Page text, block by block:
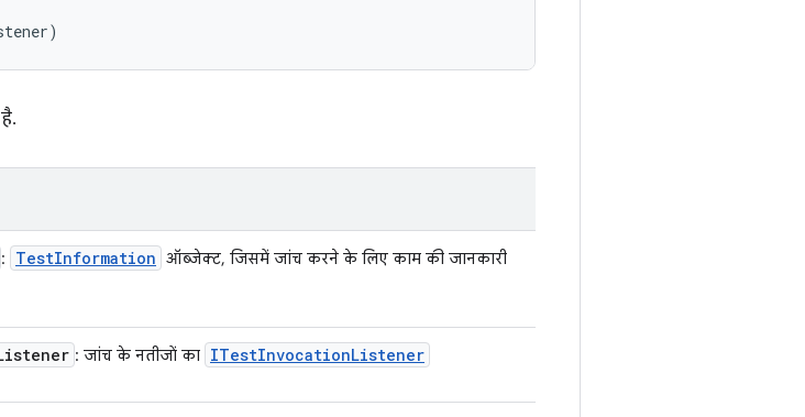
: TestInformation ऑब्जेक्ट, जिसमें जांच करने के लिए काम की जानकारी
: जांच के नतीजों का ITestInvocationListener